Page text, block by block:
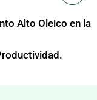
Alto Oleico en la